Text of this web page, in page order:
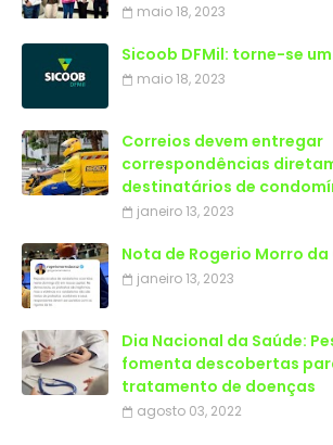
maio 18, 2023
Sicoob DFMil: torne-se
maio 18, 2023
Correios devem entregar
correspondências
destinatários de
janeiro 13, 2023
Nota de Rogerio Morro da
janeiro 13, 2023
Dia Nacional da Saúde:
fomenta descobertas
tratamento de doenças
agosto 03, 2022